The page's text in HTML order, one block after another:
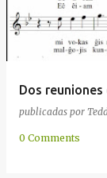
Dos
publicadas por
0 Comments